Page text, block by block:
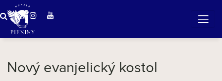
Zázračná voda v Pieninách
Nový evanjelický kostol